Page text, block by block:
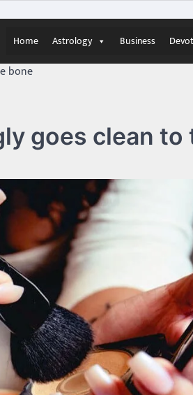
Home Astrology Business
bone
goes clean to